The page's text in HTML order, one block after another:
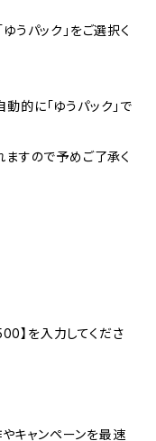
うパック」をご選択く
的に「ゆうパック」で
ますので予めご了承く
】を入力してくださ
キャンペーンを最速